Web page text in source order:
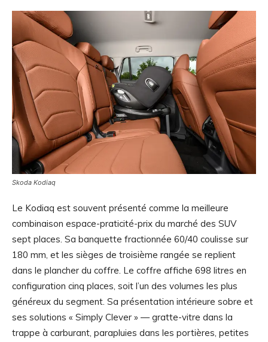
Skoda Kodiaq
Le Kodiaq est souvent présenté comme la meilleure
combinaison espace-praticité-prix du marché des SUV
sept places. Sa banquette fractionnée 60/40 coulisse sur
180 mm, et les sièges de troisième rangée se replient
dans le plancher du coffre. Le coffre affiche 698 litres en
configuration cinq places, soit l’un des volumes les plus
généreux du segment. Sa présentation intérieure sobre et
ses solutions « Simply Clever » — gratte-vitre dans la
trappe à carburant, parapluies dans les portières, petites